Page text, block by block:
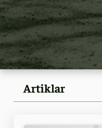
Artiklar